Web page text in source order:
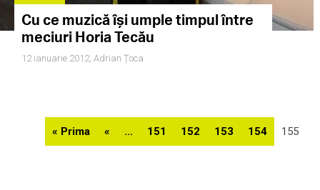
Cu ce muzică îşi umple timpul între
meciuri Horia Tecău
12 ianuarie 2012, Adrian Țoca
« Prima « ... 151 152 153 154 155